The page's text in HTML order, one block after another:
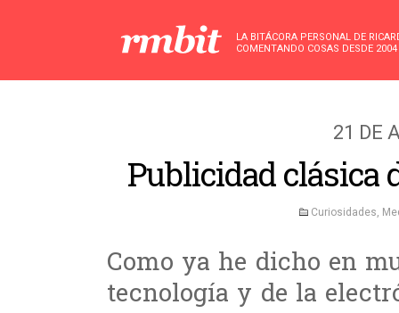
LA BITÁCORA PERSONAL DE
COMENTANDO COSAS DESDE 2004
21 DE
Publicidad clásica
Curiosidades,
Como ya he dicho en
tecnología y de la